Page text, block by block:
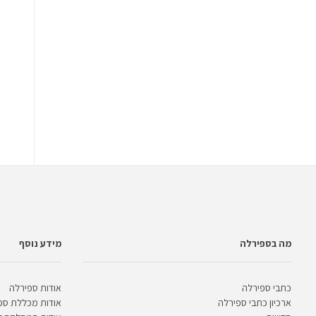
מידע נוסף
אודות ספירלה
אודות מכללת
מה בספירלה
כתבי ספירלה
ארכיון כתבי ספירלה